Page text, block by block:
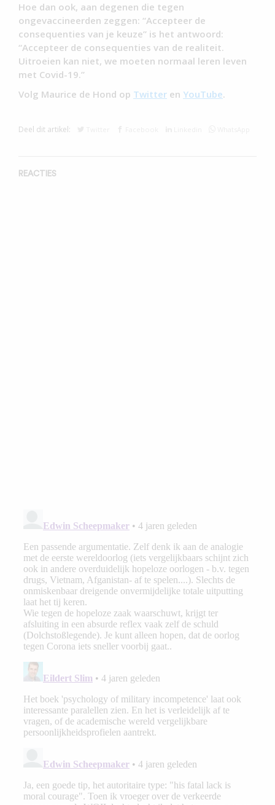
Hoe dan ook, aan degenen die tegen
ongevaccineerden zeggen: “Accepteer de
consequenties van je keuze” is het antwoord:
“Accepteer de consequenties van de realiteit.
Uitroeien kan niet, we moeten normaal leren leven
met Covid-19.”
Volg Maurice de Hond op Twitter en YouTube.
Deel dit artikel:
REACTIES